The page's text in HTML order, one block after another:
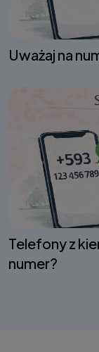
Uważaj na
Telefony z
numer?